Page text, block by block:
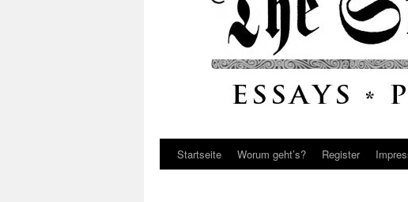
Startseite Worum geht’s? Register